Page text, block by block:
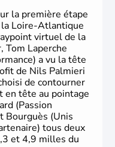
la première étape
Loire-Atlantique
virtuel de la
Tom Laperche
a vu la tête
de Nils Palmieri
de contourner
en tête au pointage
(Passion
Bourguès (Unis
tous deux
et 4,9 milles du